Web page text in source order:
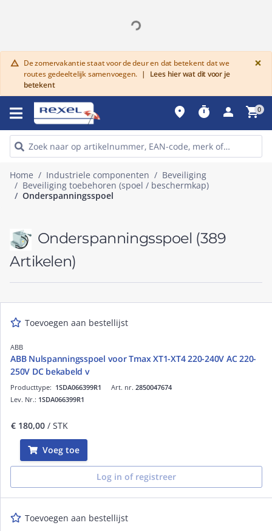
warning De zomervakantie staat voor de deur en dat betekent dat we
routes gedeeltelijk samenvoegen. |
Lees hier wat dit voor je
betekent
×
place timer person shopping_cart0
Home Industriele componenten
Beveiliging
Beveiliging toebehoren (spoel / beschermkap)
Onderspanningsspoel
Onderspanningsspoel (389
Artikelen)
Toevoegen aan bestellijst
ABB
ABB Nulspanningsspoel voor Tmax XT1-XT4 220-240V AC 220-
250V DC bekabeld v
Art. nr. 2850047674
Producttype: 1SDA066399R1
Lev. Nr.: 1SDA066399R1
€ 180,00 / STK
Voeg toe
Log in of registreer
Toevoegen aan bestellijst